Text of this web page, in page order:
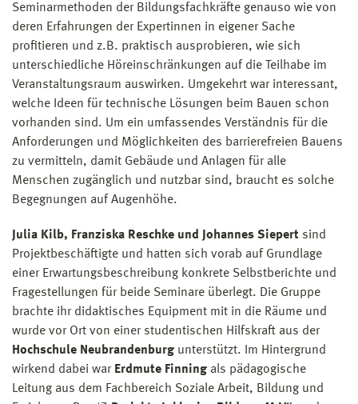
Seminarmethoden der Bildungsfachkräfte genauso wie von
deren Erfahrungen der Expertinnen in eigener Sache
profitieren und z.B. praktisch ausprobieren, wie sich
unterschiedliche Höreinschränkungen auf die Teilhabe im
Veranstaltungsraum auswirken. Umgekehrt war interessant,
welche Ideen für technische Lösungen beim Bauen schon
vorhanden sind. Um ein umfassendes Verständnis für die
Anforderungen und Möglichkeiten des barrierefreien Bauens
zu vermitteln, damit Gebäude und Anlagen für alle
Menschen zugänglich und nutzbar sind, braucht es solche
Begegnungen auf Augenhöhe.
Julia Kilb, Franziska Reschke und Johannes Siepert sind
Projektbeschäftigte und hatten sich vorab auf Grundlage
einer Erwartungsbeschreibung konkrete Selbstberichte und
Fragestellungen für beide Seminare überlegt. Die Gruppe
brachte ihr didaktisches Equipment mit in die Räume und
wurde vor Ort von einer studentischen Hilfskraft aus der
Hochschule Neubrandenburgunterstützt. Im Hintergrund
wirkend dabei warErdmute Finningals pädagogische
Leitung aus dem Fachbereich Soziale Arbeit, Bildung und